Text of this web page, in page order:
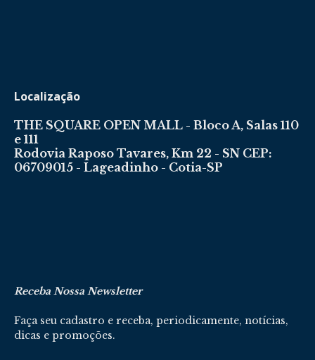
Localização
THE SQUARE OPEN MALL - Bloco A, Salas 110
e 111
Rodovia Raposo Tavares, Km 22 - SN CEP:
06709015 - Lageadinho - Cotia-SP
Receba Nossa Newsletter
Faça seu cadastro e receba, periodicamente, notícias,
dicas e promoções.